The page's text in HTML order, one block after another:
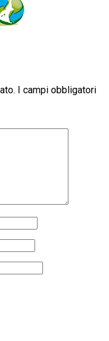
I campi obbligatori